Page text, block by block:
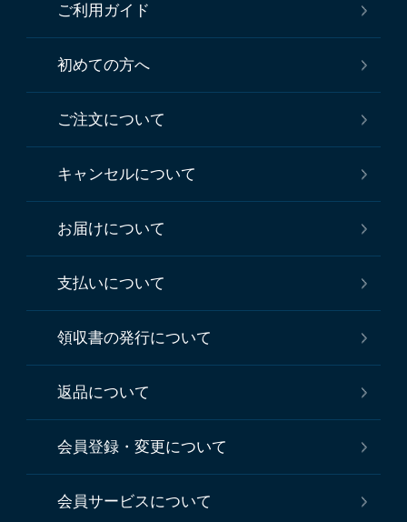
ご利用ガイド
初めての方へ
ご注文について
キャンセルについて
お届けについて
支払いについて
領収書の発行について
返品について
会員登録・変更について
会員サービスについて